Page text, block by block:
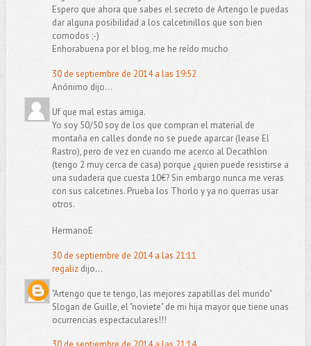
Espero que ahora que sabes el secreto de Artengo le puedas
dar alguna posibilidad a los calcetinillos que son bien
comodos ;-)
Enhorabuena por el blog, me he reído mucho
30 de septiembre de 2014 a las 19:52
Anónimo dijo...
Uf que mal estas amiga.
Yo soy 50/50 soy de los que compran el material de
montaña en calles donde no se puede aparcar (lease El
Rastro), pero de vez en cuando me acerco al Decathlon
(tengo 2 muy cerca de casa) porque ¿quien puede resistirse a
una sudadera que cuesta 10€? Sin embargo nunca me veras
con sus calcetines. Prueba los Thorlo y ya no querras usar
otros.
HermanoE
30 de septiembre de 2014 a las 21:11
regalizdijo...
"Artengo que te tengo, las mejores zapatillas del mundo"
Slogan de Guille, el "noviete" de mi hija mayor que tiene unas
ocurrencias espectaculares!!!